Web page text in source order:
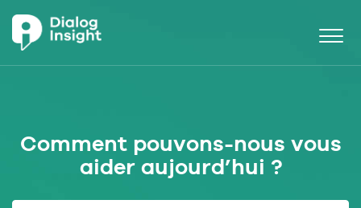
Comment pouvons-nous vous
aider aujourd’hui ?